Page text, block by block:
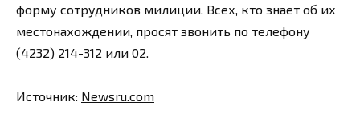
форму сотрудников милиции. Всех, кто знает об их
местонахождении, просят звонить по телефону
(4232) 214-312 или 02.
Источник: Newsru.com